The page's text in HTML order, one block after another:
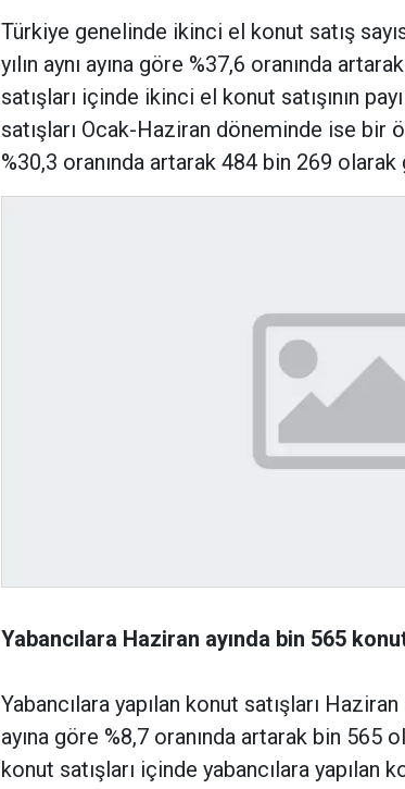
Türkiye genelinde ikinci el konut satış
yılın aynı ayına göre %37,6 oranında
satışları içinde ikinci el konut satışının
satışları Ocak-Haziran döneminde ise bir
%30,3 oranında artarak 484 bin 269
Yabancılara Haziran ayında bin 565
Yabancılara yapılan konut satışları Haziran
ayına göre %8,7 oranında artarak bin 565
konut satışları içinde yabancılara yapılan